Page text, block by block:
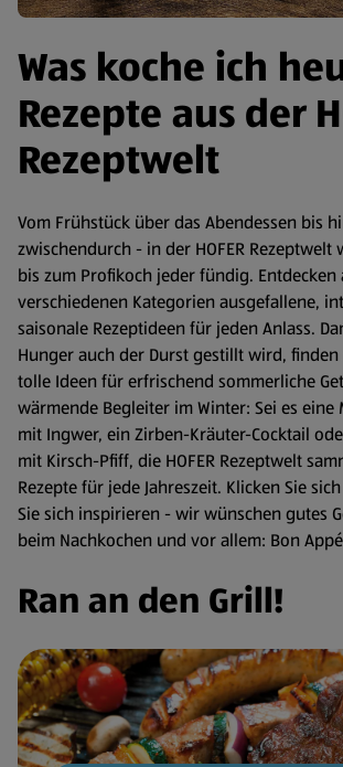
Was koche ich
Rezepte aus der
Rezeptwelt
Vom Frühstück über das Abendessen bis
zwischendurch - in der HOFER
bis zum Profikoch jeder fündig. Entdecken
verschiedenen Kategorien ausgefallene,
saisonale Rezeptideen für jeden Anlass.
Hunger auch der Durst gestillt wird, finden
tolle Ideen für erfrischend sommerliche
wärmende Begleiter im Winter: Sei es eine
mit Ingwer, ein Zirben-Kräuter-Cocktail
mit Kirsch-Pfiff, die HOFER Rezeptwelt
Rezepte für jede Jahreszeit. Klicken Sie
Sie sich inspirieren - wir wünschen gutes
beim Nachkochen und vor allem: Bon
Ran an den Grill!